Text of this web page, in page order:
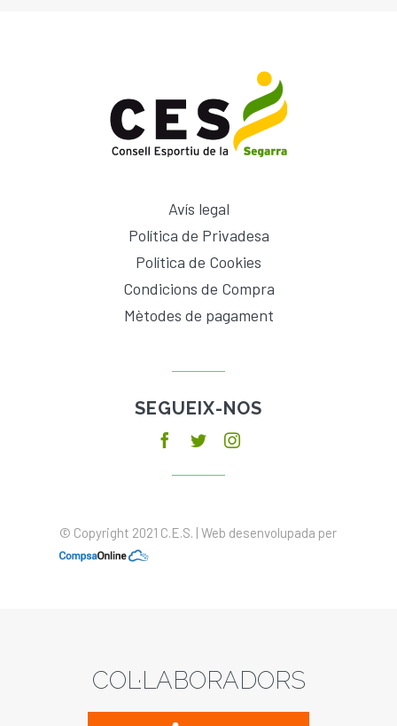
Avís legal
Política de Privadesa
Política de Cookies
Condicions de Compra
Mètodes de pagament
SEGUEIX-NOS
© Copyright 2021 C.E.S. | Web desenvolupada per
COL·LABORADORS